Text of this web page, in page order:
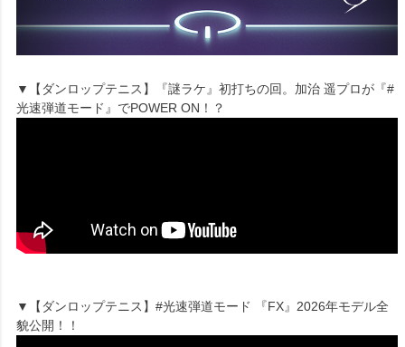
▼【ダンロップテニス】『謎ラケ』初打ちの回。加治 遥プロが『#
光速弾道モード』でPOWER ON！？
▼【ダンロップテニス】#光速弾道モード 『FX』2026年モデル全
貌公開！！